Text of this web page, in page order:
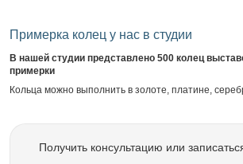
Примерка колец у нас в студии
В нашей студии представлено 500 колец
примерки
Кольца можно выполнить в золоте, платине,
Получить консультацию или